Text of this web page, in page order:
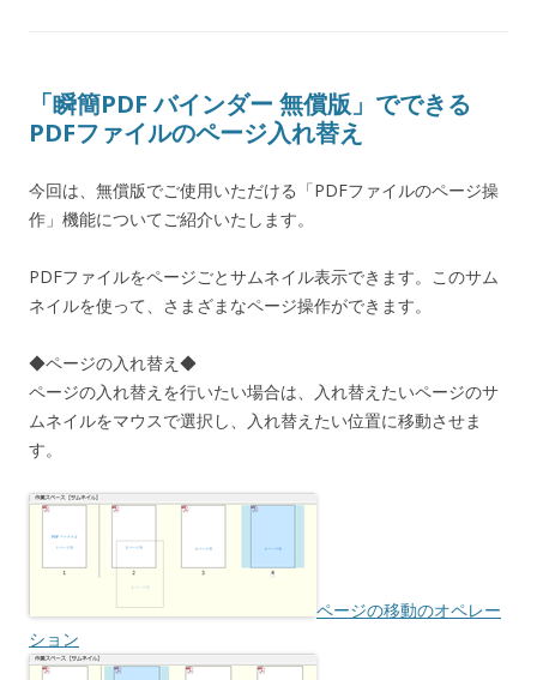
「瞬簡PDF バインダー 無償版」でできる
PDFファイルのページ入れ替え
今回は、無償版でご使用いただける「PDFファイルのページ操
作」機能についてご紹介いたします。
PDFファイルをページごとサムネイル表示できます。このサム
ネイルを使って、さまざまなページ操作ができます。
◆ページの入れ替え◆
ページの入れ替えを行いたい場合は、入れ替えたいページのサ
ムネイルをマウスで選択し、入れ替えたい位置に移動させま
す。
ページの移動のオペレー
ション